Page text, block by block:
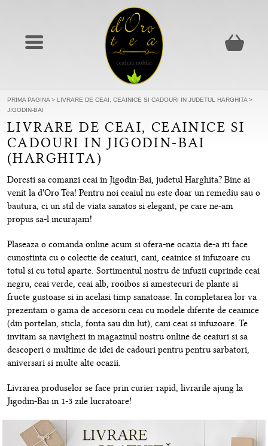
PRIMA PAGINA > LIVRARE DE CEAI, CEAINICE SI CADOURI IN JUDETUL HARGHITA >
JIGODIN-BAI
LIVRARE DE CEAI, CEAINICE SI
CADOURI IN JIGODIN-BAI
(HARGHITA)
Doresti sa comanzi ceai in Jigodin-Bai, judetul Harghita? Bine ai
venit la d'Oro Tea! Pentru noi ceaiul nu este doar un remediu sau o
bautura, ci un stil de viata sanatos si elegant, pe care ne-am
propus sa-l incurajam!
Plaseaza o comanda online acum si ofera-ne ocazia de-a iti face
cunostinta cu o colectie de ceaiuri, cani, ceainice si infuzoare cu
totul si cu totul aparte. Sortimentul nostru de infuzii cuprinde ceai
negru, ceai verde, ceai alb, rooibos si amestecuri de plante si
fructe gustoase si in acelasi timp sanatoase. In completarea lor va
prezentam o gama de accesorii ceai cu modele diferite de ceainice
(din portelan, sticla, fonta sau din lut), cani ceai si infuzoare. Te
invitam sa navighezi in magazinul nostru online de ceaiuri si sa
descoperi o multime de idei de cadouri pentru pentru sarbatori,
aniversari si multe alte ocazii.
Livrarea produselor se face prin curier rapid, livrarile ajung la
Jigodin-Bai in 1-3 zile lucratoare!